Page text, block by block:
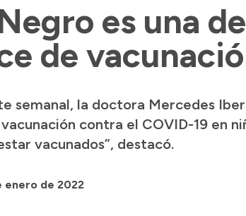
es una
de
semanal, la doctora Mercedes
contra el COVID-19 en
vacunados”, destacó.
enero de 2022